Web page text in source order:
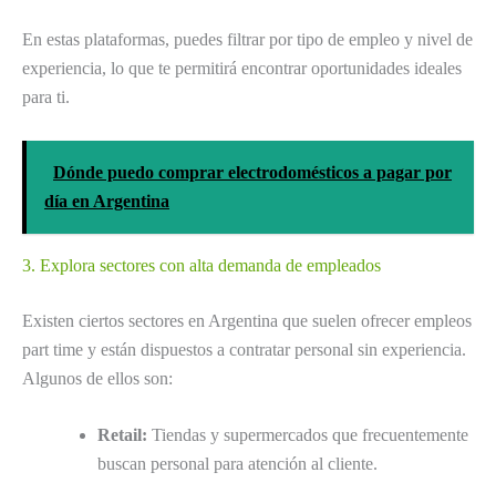
En estas plataformas, puedes filtrar por tipo de empleo y nivel de
experiencia, lo que te permitirá encontrar oportunidades ideales
para ti.
Dónde puedo comprar electrodomésticos a pagar por
día en Argentina
3. Explora sectores con alta demanda de empleados
Existen ciertos sectores en Argentina que suelen ofrecer empleos
part time y están dispuestos a contratar personal sin experiencia.
Algunos de ellos son:
Retail: Tiendas y supermercados que frecuentemente
buscan personal para atención al cliente.